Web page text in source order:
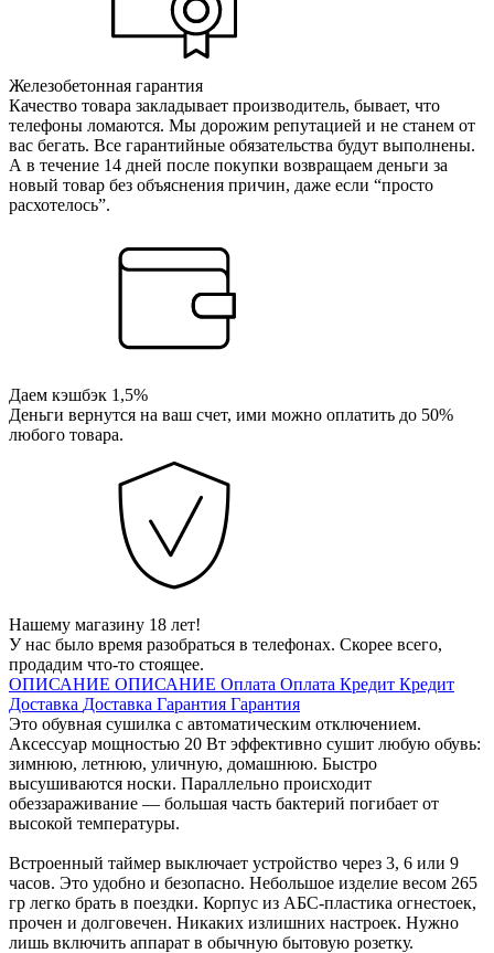
Железобетонная гарантия
Качество товара закладывает производитель, бывает, что
телефоны ломаются. Мы дорожим репутацией и не станем от
вас бегать. Все гарантийные обязательства будут выполнены.
А в течение 14 дней после покупки возвращаем деньги за
новый товар без объяснения причин, даже если “просто
расхотелось”.
Даем кэшбэк 1,5%
Деньги вернутся на ваш счет, ими можно оплатить до 50%
любого товара.
Нашему магазину 18 лет!
У нас было время разобраться в телефонах. Скорее всего,
продадим что-то стоящее.
ОПИСАНИЕ ОПИСАНИЕ Оплата Оплата Кредит Кредит
Доставка Доставка Гарантия Гарантия
Это обувная сушилка с автоматическим отключением.
Аксессуар мощностью 20 Вт эффективно сушит любую обувь:
зимнюю, летнюю, уличную, домашнюю. Быстро
высушиваются носки. Параллельно происходит
обеззараживание — большая часть бактерий погибает от
высокой температуры.
Встроенный таймер выключает устройство через 3, 6 или 9
часов. Это удобно и безопасно. Небольшое изделие весом 265
гр легко брать в поездки. Корпус из АБС-пластика огнестоек,
прочен и долговечен. Никаких излишних настроек. Нужно
лишь включить аппарат в обычную бытовую розетку.